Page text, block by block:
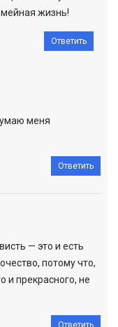
жизнь!
Ответить
меня
Ответить
— это и есть
потому что,
и прекрасного, не
Ответить